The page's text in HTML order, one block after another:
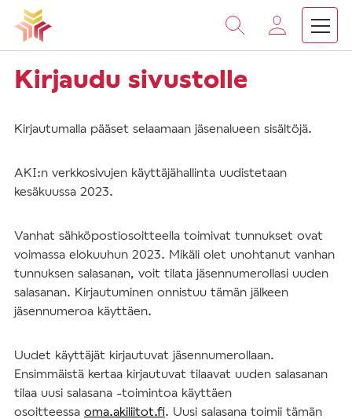
Vieritä
sisältöön
Kirjaudu sivustolle
Kirjautumalla pääset selaamaan jäsenalueen sisältöjä.
AKI:n verkkosivujen käyttäjähallinta uudistetaan
kesäkuussa 2023.
Vanhat sähköpostiosoitteella toimivat tunnukset ovat
voimassa elokuuhun 2023. Mikäli olet unohtanut vanhan
tunnuksen salasanan, voit tilata jäsennumerollasi uuden
salasanan. Kirjautuminen onnistuu tämän jälkeen
jäsennumeroa käyttäen.
Uudet käyttäjät kirjautuvat jäsennumerollaan.
Ensimmäistä kertaa kirjautuvat tilaavat uuden salasanan
tilaa uusi salasana -toimintoa käyttäen
osoitteessa oma.akiliitot.fi. Uusi salasana toimii tämän